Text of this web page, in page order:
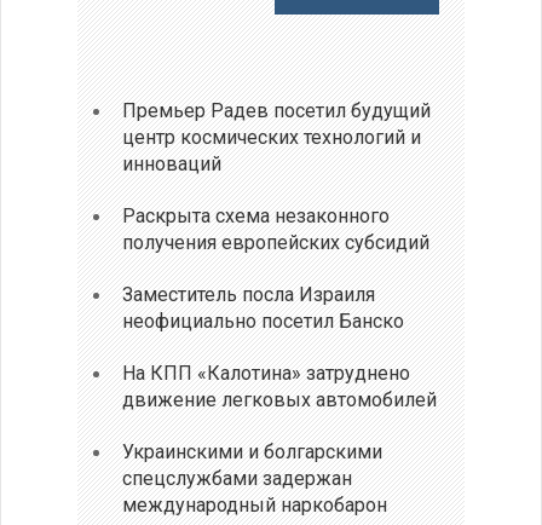
Премьер Радев посетил будущий
центр космических технологий и
инноваций
Раскрыта схема незаконного
получения европейских субсидий
Заместитель посла Израиля
неофициально посетил Банско
На КПП «Калотина» затруднено
движение легковых автомобилей
Украинскими и болгарскими
спецслужбами задержан
международный наркобарон